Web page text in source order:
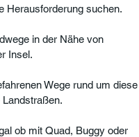
Herausforderung suchen.
in der Nähe von
Insel.
Wege rund um diese
ob mit Quad, Buggy oder